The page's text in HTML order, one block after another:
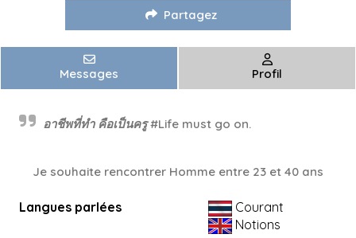
Partagez
Messages Profil
อาชีพที่ทำ คือเป็นครู #Life must go on.
Je souhaite rencontrer Homme entre 23 et 40 ans
Langues parlées
Courant
Notions